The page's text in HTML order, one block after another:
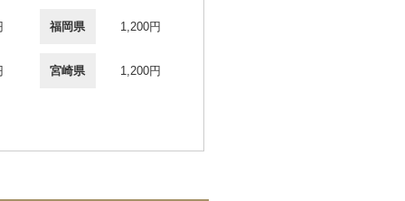
福岡県 1,200円
宮崎県 1,200円